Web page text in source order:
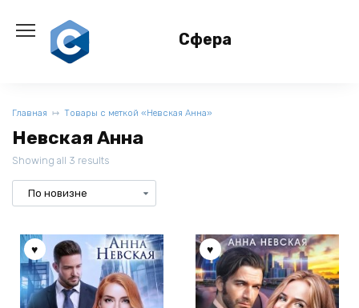
содержанию
Сфера
Главная Товары с меткой «Невская Анна»
Невская Анна
Showing all 3 results